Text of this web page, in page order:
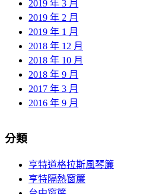
2019 年 3 月
2019 年 2 月
2019 年 1 月
2018 年 12 月
2018 年 10 月
2018 年 9 月
2017 年 3 月
2016 年 9 月
分類
亨特道格拉斯風琴簾
亨特隔熱窗簾